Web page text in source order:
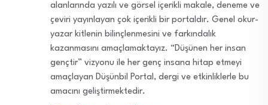
alanlarında yazılı ve görsel içerikli makale, deneme ve
çeviri yayınlayan çok içerikli bir portaldır. Genel okur-
yazar kitlenin bilinçlenmesini ve farkındalık
kazanmasını amaçlamaktayız. “Düşünen her insan
gençtir” vizyonu ile her genç insana hitap etmeyi
amaçlayan Düşünbil Portal, dergi ve etkinliklerle bu
amacını geliştirmektedir.